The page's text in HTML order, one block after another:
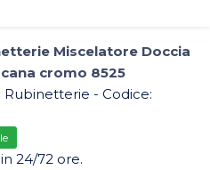
Miscelatore Doccia
cromo 8525
Rubinetterie - Codice:
24/72 ore.